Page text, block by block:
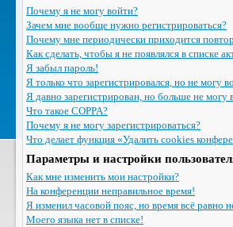
Почему я не могу войти?
Зачем мне вообще нужно регистрироваться?
Почему мне периодически приходится
Как сделать, чтобы я не появлялся в списке
Я забыл пароль!
Я только что зарегистрировался, но не могу
Я давно зарегистрирован, но больше не могу
Что такое COPPA?
Почему я не могу зарегистрироваться?
Что делает функция «Удалить cookies
Параметры и настройки
Как мне изменить мои настройки?
На конференции неправильное время!
Я изменил часовой пояс, но время всё равно
Моего языка нет в списке!